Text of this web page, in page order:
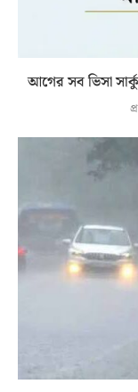
আগের সব ভিসা